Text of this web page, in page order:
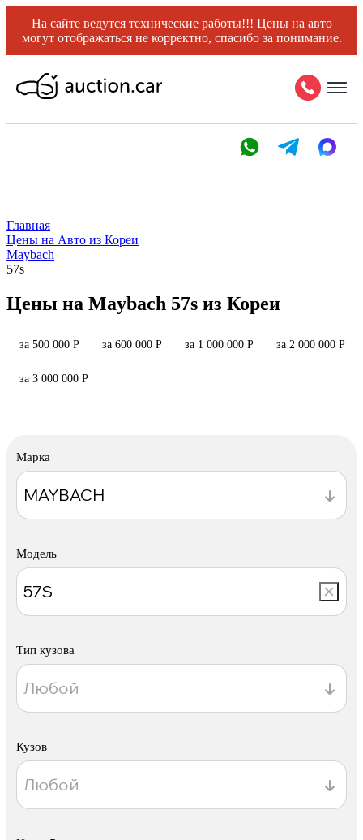
На сайте ведутся технические работы!!! Цены на авто
могут отображаться не корректно, спасибо за понимание.
Главная
Цены на Авто из Кореи
Maybach
57s
Цены на Maybach 57s из Кореи
за 500 000 Р за 600 000 Р за 1 000 000 Р за 2 000 000 Р
за 3 000 000 Р
Марка
Модель
Тип кузова
Кузов